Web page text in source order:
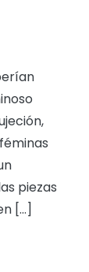
piezas
[…]